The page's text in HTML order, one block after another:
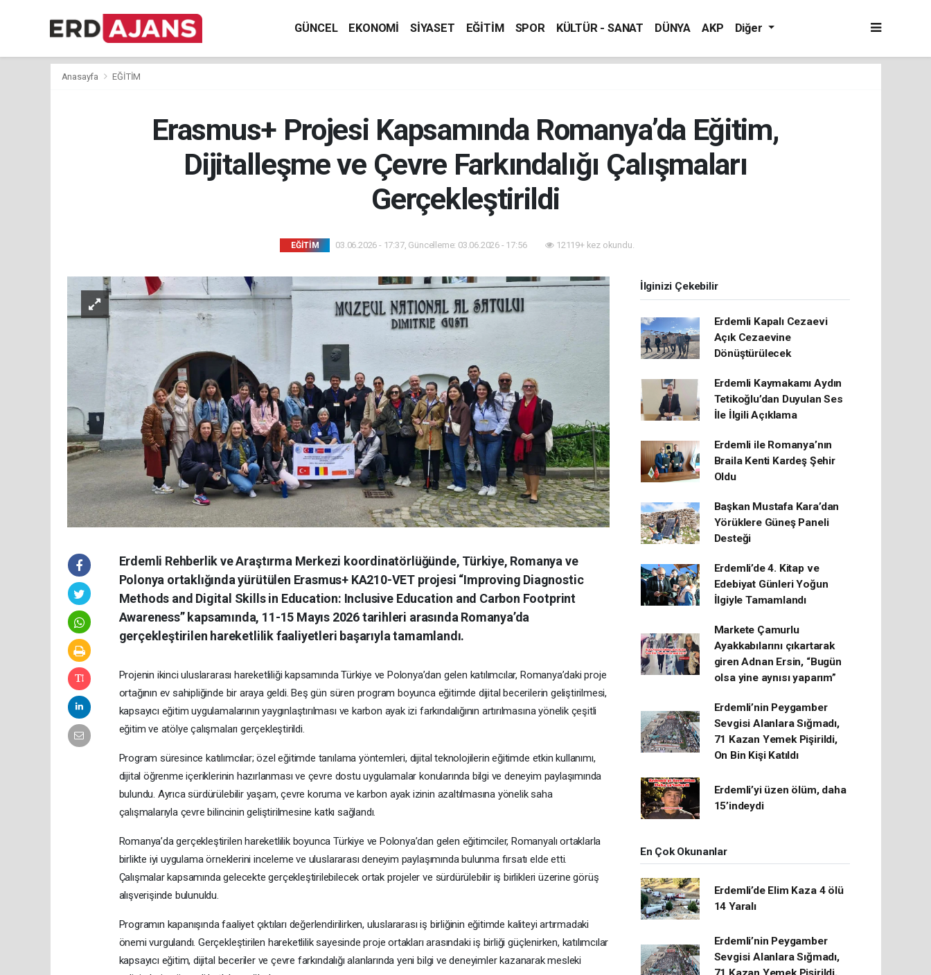
GÜNCEL EKONOMİ SİYASET EĞİTİM SPOR KÜLTÜR - SANAT DÜNYA AKP Diğer
Anasayfa EĞİTİM
Erasmus+ Projesi Kapsamında Romanya’da Eğitim,
Dijitalleşme ve Çevre Farkındalığı Çalışmaları
Gerçekleştirildi
EĞİTİM 03.06.2026 - 17:37, Güncelleme: 03.06.2026 - 17:56 12119+ kez okundu.
Erdemli Rehberlik ve Araştırma Merkezi koordinatörlüğünde, Türkiye, Romanya ve
Polonya ortaklığında yürütülen Erasmus+ KA210-VET projesi “Improving Diagnostic
Methods and Digital Skills in Education: Inclusive Education and Carbon Footprint
Awareness” kapsamında, 11-15 Mayıs 2026 tarihleri arasında Romanya’da
gerçekleştirilen hareketlilik faaliyetleri başarıyla tamamlandı.
Projenin ikinci uluslararası hareketliliği kapsamında Türkiye ve Polonya’dan gelen katılımcılar, Romanya’daki proje
ortağının ev sahipliğinde bir araya geldi. Beş gün süren program boyunca eğitimde dijital becerilerin geliştirilmesi,
kapsayıcı eğitim uygulamalarının yaygınlaştırılması ve karbon ayak izi farkındalığının artırılmasına yönelik çeşitli
eğitim ve atölye çalışmaları gerçekleştirildi.
Program süresince katılımcılar; özel eğitimde tanılama yöntemleri, dijital teknolojilerin eğitimde etkin kullanımı,
dijital öğrenme içeriklerinin hazırlanması ve çevre dostu uygulamalar konularında bilgi ve deneyim paylaşımında
bulundu. Ayrıca sürdürülebilir yaşam, çevre koruma ve karbon ayak izinin azaltılmasına yönelik saha
çalışmalarıyla çevre bilincinin geliştirilmesine katkı sağlandı.
Romanya’da gerçekleştirilen hareketlilik boyunca Türkiye ve Polonya’dan gelen eğitimciler, Romanyalı ortaklarla
birlikte iyi uygulama örneklerini inceleme ve uluslararası deneyim paylaşımında bulunma fırsatı elde etti.
Çalışmalar kapsamında gelecekte gerçekleştirilebilecek ortak projeler ve sürdürülebilir iş birlikleri üzerine görüş
alışverişinde bulunuldu.
Programın kapanışında faaliyet çıktıları değerlendirilirken, uluslararası iş birliğinin eğitimde kaliteyi artırmadaki
önemi vurgulandı. Gerçekleştirilen hareketlilik sayesinde proje ortakları arasındaki iş birliği güçlenirken, katılımcılar
kapsayıcı eğitim, dijital beceriler ve çevre farkındalığı alanlarında yeni bilgi ve deneyimler kazanarak mesleki
İlginizi Çekebilir
Erdemli Kapalı Cezaevi
Açık Cezaevine
Dönüştürülecek
Erdemli Kaymakamı Aydın
Tetikoğlu’dan Duyulan Ses
İle İlgili Açıklama
Erdemli ile Romanya’nın
Braila Kenti Kardeş Şehir
Oldu
Başkan Mustafa Kara’dan
Yörüklere Güneş Paneli
Desteği
Erdemli’de 4. Kitap ve
Edebiyat Günleri Yoğun
İlgiyle Tamamlandı
Markete Çamurlu
Ayakkabılarını çıkartarak
giren Adnan Ersin, “Bugün
olsa yine aynısı yaparım”
Erdemli’nin Peygamber
Sevgisi Alanlara Sığmadı,
71 Kazan Yemek Pişirildi,
On Bin Kişi Katıldı
Erdemli’yi üzen ölüm, daha
15’indeydi
En Çok Okunanlar
Erdemli’de Elim Kaza 4 ölü
14 Yaralı
Erdemli’nin Peygamber
Sevgisi Alanlara Sığmadı,